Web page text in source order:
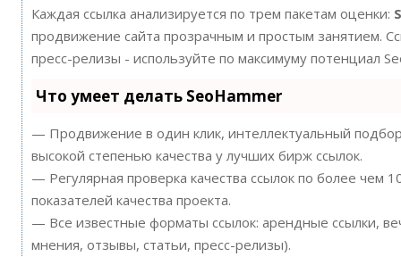
Каждая ссылка анализируется по трем пакетам оценки:
продвижение сайта прозрачным и простым занятием.
пресс-релизы - используйте по максимуму потенциал
Что умеет делать SeoHammer
— Продвижение в один клик, интеллектуальный
высокой степенью качества у лучших бирж ссылок.
— Регулярная проверка качества ссылок по более чем
показателей качества проекта.
— Все известные форматы ссылок: арендные ссылки,
мнения, отзывы, статьи, пресс-релизы).